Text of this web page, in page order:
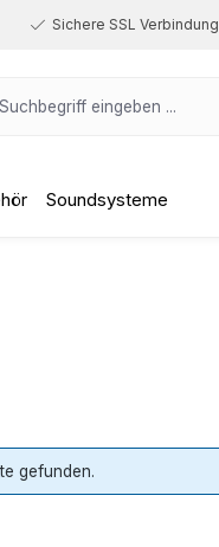
Sichere SSL Verbindung
Soundsysteme
gefunden.